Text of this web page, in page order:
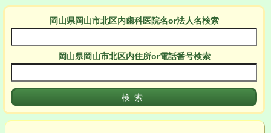
岡山県岡山市北区内歯科医院名or法人名検索
岡山県岡山市北区内住所or電話番号検索